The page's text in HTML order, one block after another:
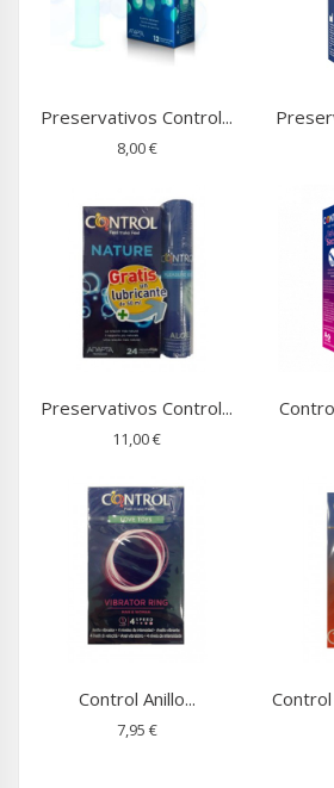
Preservativos Control...
8,00 €
Preservativos Control...
11,00 €
Control Anillo...
7,95 €